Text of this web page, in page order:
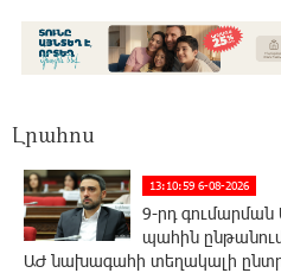
Լրահոս
13:10:59 6-08-2026
9-րդ գումարման
պահին
ԱԺ նախագահի տեղակալի